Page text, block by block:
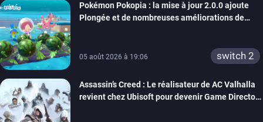
Pokémon Pokopia : la mise à jour 2.0.0 ajoute
Plongée et de nombreuses améliorations de
05 août 2026 à 19:06 switch 2
Assassin’s Creed : Le réalisateur de AC Valhalla
revient chez Ubisoft pour devenir Game Director